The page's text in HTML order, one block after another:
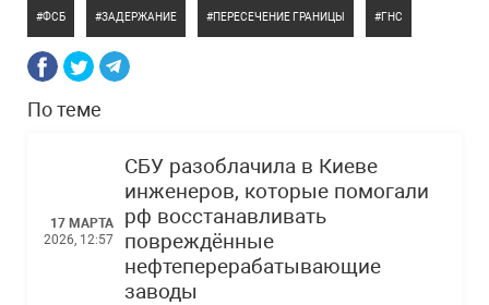
ФСБ ЗАДЕРЖАНИЕ ПЕРЕСЕЧЕНИЕ ГРАНИЦЫ ГНС
По теме
17 МАРТА
2026, 12:57
СБУ разоблачила в Киеве
инженеров, которые помогали
рф восстанавливать
повреждённые
нефтеперерабатывающие
заводы